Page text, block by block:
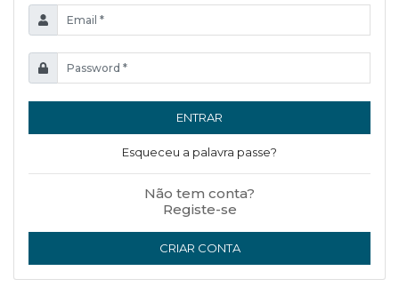
ENTRAR
Esqueceu a palavra passe?
Não tem conta?
Registe-se
CRIAR CONTA